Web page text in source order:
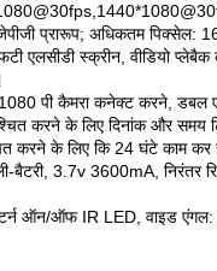
प्रारूप; अधिकतम पिक्सेल:
एलसीडी स्क्रीन, वीडियो
पी कैमरा कनेक्ट करने, डबल
करने के लिए दिनांक और समय
करने के लिए कि 24 घंटे काम
ली-बैटरी, 3.7v 3600mA,
ऑन/ऑफ IR LED, वाइड एंगल: